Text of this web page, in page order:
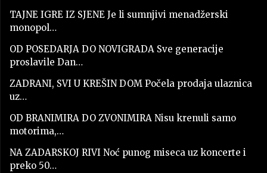
TAJNE IGRE IZ SJENE Je li sumnjivi menadžerski
monopol…
OD POSEDARJA DO NOVIGRADA Sve generacije
proslavile Dan…
ZADRANI, SVI U KREŠIN DOM Počela prodaja ulaznica
uz…
OD BRANIMIRA DO ZVONIMIRA Nisu krenuli samo
motorima,…
NA ZADARSKOJ RIVI Noć punog miseca uz koncerte i
preko 50…